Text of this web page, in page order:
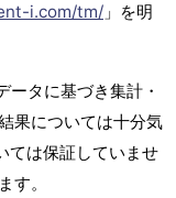
i.com/tm/ 」を明
タに基づき集計・
果については十分気
ては保証していませ
す。